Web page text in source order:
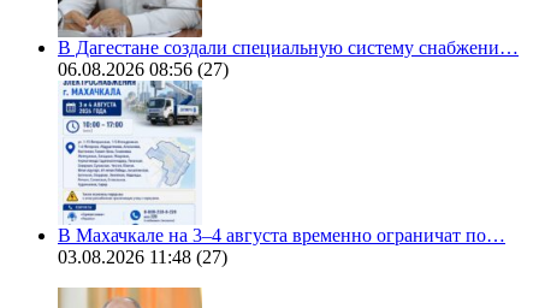
В Дагестане создали специальную систему снабжени…
06.08.2026 08:56 (27)
В Махачкале на 3–4 августа временно ограничат по…
03.08.2026 11:48 (27)